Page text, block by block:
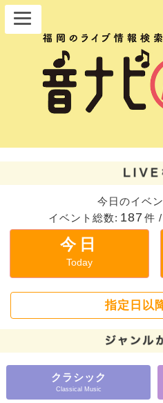
今日のイベ
イベント総数: 187 件 /
今日
Today
指定日以
クラシック
Classical Music